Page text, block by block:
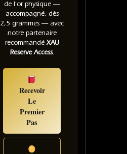
de l'or physique —
accompagné, dès
2,5 grammes — avec
notre partenaire
recommandéXAU
Reserve Access.
Recevoir
Le
Premier
Pas